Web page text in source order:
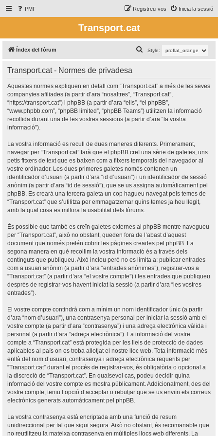
PMF Inicia la sessió
Registreu-vos
Transport.cat
Índex del fòrum Style:
e
c
a
Transport.cat - Normes de privadesa
Aquestes normes expliquen en detall com “Transport.cat” a més de les seves
companyies afiliades (a partir d’ara “nosaltres”, “Transport.cat”,
“https://transport.cat”) i phpBB (a partir d’ara “ells”, “el phpBB”,
“www.phpbb.com”, “phpBB limited”, “phpBB Teams”) utilitzen la informació
recollida durant una de les vostres sessions (a partir d’ara “la vostra
informació”).
La vostra informació es recull de dues maneres diferents. Primerament,
navegar per “Transport.cat” farà que el phpBB creï una sèrie de galetes, uns
petis fitxers de text que es baixen com a fitxers temporals del navegador al
vostre ordinador. Les dues primeres galetes només contenen un
identificador d’usuari (a partir d’ara “id d’usuari”) i un identificador de sessió
anònim (a partir d’ara “id de sessió”), que se us assigna automàticament pel
phpBB. Es crearà una tercera galeta un cop hagueu navegat pels temes de
“Transport.cat” que s’utilitza per emmagatzemar quins temes ja heu llegit,
amb la qual cosa es millora la usabilitat dels fòrums.
És possible que també es creïn galetes externes al phpBB mentre navegueu
per “Transport.cat”, això no obstant, queden fora de l’abast d’aquest
document que només pretén cobrir les pàgines creades pel phpBB. La
segona manera en què recollim la vostra informació és a través dels
continguts que publiqueu. Això inclou però no es limita a: publicar entrades
com a usuari anònim (a partir d’ara “entrades anònimes”), registrar-vos a
“Transport.cat” (a partir d’ara “el vostre compte”) i les entrades que publiqueu
després de registrar-vos havent iniciat la sessió (a partir d’ara “les vostres
entrades”).
El vostre compte contindrà com a mínim un nom identificador únic (a partir
d’ara “nom d’usuari”), una contrasenya personal per iniciar la sessió amb el
vostre compte (a partir d’ara “contrasenya”) i una adreça electrònica vàlida i
personal (a partir d’ara “adreça electrònica”). La informació del vostre
compte a “Transport.cat” està protegida per les lleis de protecció de dades
aplicables al país on es troba allotjat el nostre lloc web. Tota informació més
enllà del nom d’usuari, contrasenya i adreça electrònica requerits per
“Transport.cat” durant el procés de registrar-vos, és obligatòria o opcional a
la discreció de “Transport.cat”. En qualsevol cas, podeu decidir quina
informació del vostre compte es mostra públicament. Addicionalment, des del
vostre compte, teniu l’opció d’acceptar o rebutjar que se us enviïn els correus
electrònics generats automàticament pel phpBB.
La vostra contrasenya està encriptada amb una funció de resum
unidireccional per tal que sigui segura. Això no obstant, és recomanable que
no reutilitzeu la mateixa contrasenya en múltiples llocs web diferents. La